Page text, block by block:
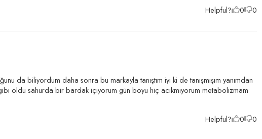
Helpful? 0 0
Helpful? 0 0
da biliyordum daha sonra bu markayla tanıştım iyi ki de tanışmışım yanımdan
oldu sahurda bir bardak içiyorum gün boyu hiç acıkmıyorum metabolizmam